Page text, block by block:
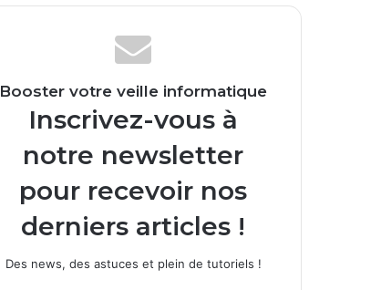
Booster votre veille informatique
Inscrivez-vous à
notre newsletter
pour recevoir nos
derniers articles !
Des news, des astuces et plein de tutoriels !